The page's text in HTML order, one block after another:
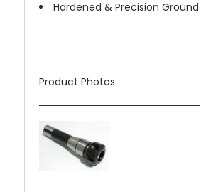
Hardened & Precision Ground
Product Photos